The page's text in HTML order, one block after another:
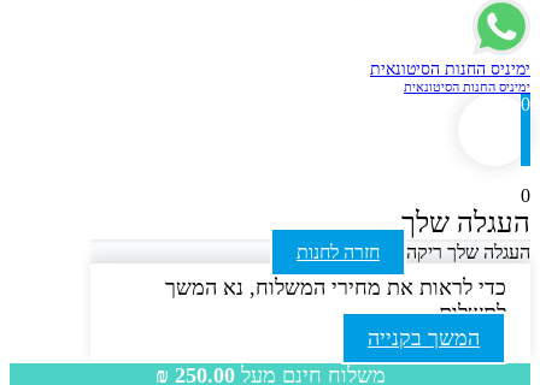
ימיניס החנות הסיטונאית
ימיניס החנות הסיטונאית
0
0
העגלה שלך
העגלה שלך ריקה חזרה לחנות
כדי לראות את מחירי המשלוח, נא המשך
לתשלום
המשך בקנייה
משלוח חינם מעל250.00
₪